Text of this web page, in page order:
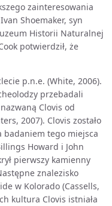
zainteresowania
Shoemaker, syn
Historii Naturalnej
potwierdził, że
p.n.e. (White, 2006).
przebadali
Clovis od
2007). Clovis zostało
badaniem tego miejsca
Howard i John
pierwszy kamienny
znalezisko
w Kolorado (Cassells,
kultura Clovis istniała